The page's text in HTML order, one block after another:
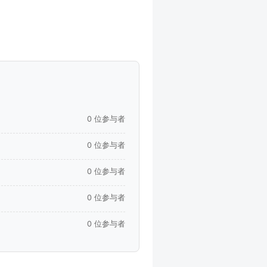
0 位参与者
0 位参与者
0 位参与者
0 位参与者
0 位参与者